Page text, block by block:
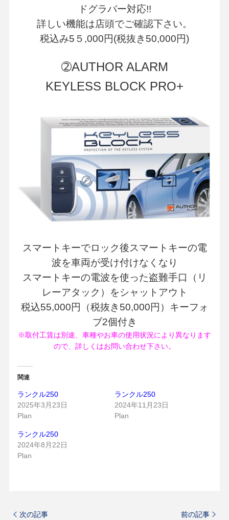
ドグラバー対応!!
詳しい機能は店頭でご確認下さい。
税込み5５,000円(税抜き50,000円)
➁AUTHOR ALARM
KEYLESS BLOCK PRO+
スマートキーでロック後スマートキーの電
波を車両が受け付けなくなり
スマートキーの電波を使った盗難手口（リ
レーアタック）をシャットアウト
税込55,000円（税抜き50,000円）キーフォ
ブ2個付き
※取付工賃は別途、車種やお車の使用状況により異なります
ので、詳しくはお問い合わせ下さい。
関連
ランクル250
2025年3月23日
Plan
ランクル250
2024年11月23日
Plan
ランクル250
2024年8月22日
Plan
次の記事 前の記事